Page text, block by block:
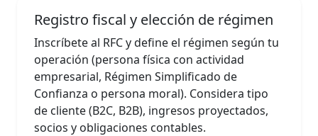
Registro fiscal y elección de régimen
Inscríbete al RFC y define el régimen según tu
operación (persona física con actividad
empresarial, Régimen Simplificado de
Confianza o persona moral). Considera tipo
de cliente (B2C, B2B), ingresos proyectados,
socios y obligaciones contables.